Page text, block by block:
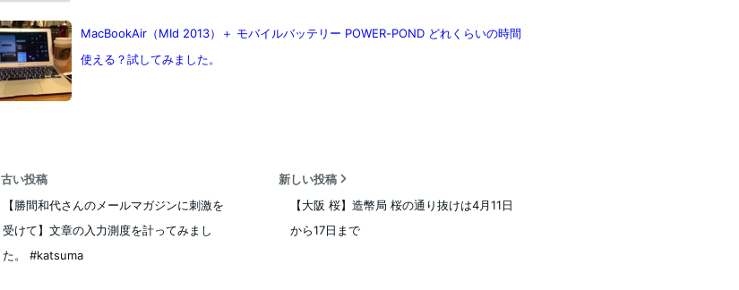
MacBookAir（MId 2013）＋ モバイルバッテリー POWER-POND どれくらいの時間
使える？試してみました。
古い投稿
【勝間和代さんのメールマガジンに刺激を
受けて】文章の入力測度を計ってみまし
た。 #katsuma
新しい投稿
【大阪 桜】造幣局 桜の通り抜けは4月11日
から17日まで